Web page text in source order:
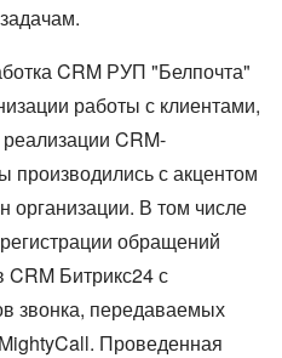
CRM РУП "Белпочта"
работы с клиентами,
CRM-
производились с акцентом
организации. В том числе
обращений
Битрикс24 с
звонка, передаваемых
Проведенная